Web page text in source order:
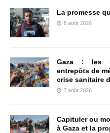
La promesse
8 août 2026
Gaza : les
entrepôts de
crise sanitaire
7 août 2026
Capituler ou
à Gaza et la